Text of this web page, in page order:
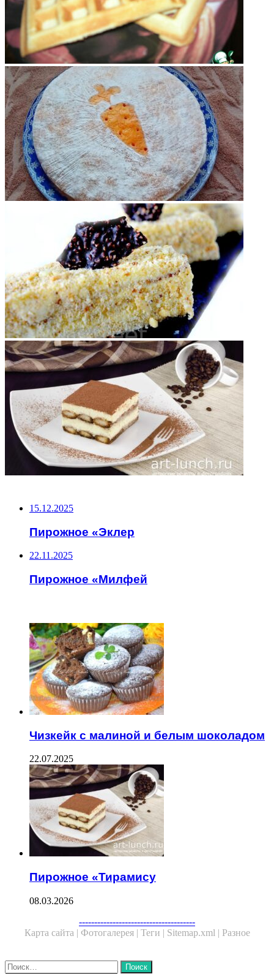
15.12.2025
Пирожное «Эклер
22.11.2025
Пирожное «Милфей
Чизкейк с малиной и белым шоколадом
22.07.2025
Пирожное «Тирамису
08.03.2026
--------------------------------------
Карта сайта | Фотогалерея | Теги | Sitemap.xml | Разное
Close
Найти: